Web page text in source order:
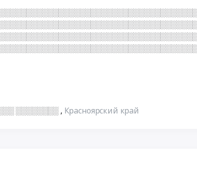
░░░░░░░░, Красноярский край